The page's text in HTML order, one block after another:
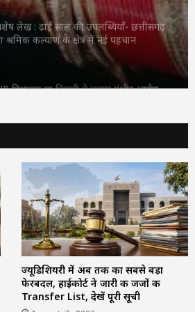
विधायक ज्ञान तिवारी ने लगाए गंभीर आरोप,
पहले से कर चुका कई शादियां….डॉक्टर
बेटी के साथ धोखा हुआ
में स्पेशल TET की तैयारी तेज, 1.42 लाख
Lavender और LAT Marriage
होती हैं? जानिए इन शादी में कैसा होता है
पत्नी का रिश्ता
पार्टी’ में बगावतः अभिजीत दीपके के घर
दो युवकों का धरना, लगाए गंभीर आरोप
लेख : ढाई साल की उपलब्धियाँ- छत्तीसगढ़
श्रमिक कल्याण के क्षेत्र में नई पहचान
ज्यूडिशियरी में अब तक का सबसे बड़ा
फेरबदल, हाईकोर्ट ने जारी की जजों की
Transfer List, देखें पूरी सूची